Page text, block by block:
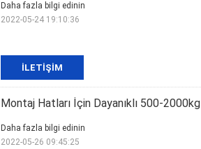
İLETIŞIM
Daha fazla bilgi edinin
2022-05-24 19:10:36
Montaj Hatları İçin Dayanıklı 500-
Daha fazla bilgi edinin
2022-05-26 09:45:25